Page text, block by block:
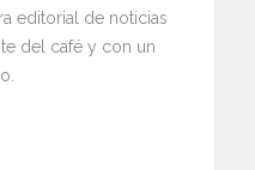
editorial de noticias
del café y con un